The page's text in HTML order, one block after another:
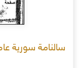
سالنامة سورية عام 1318 هجري - 1898م - الدفعة 30